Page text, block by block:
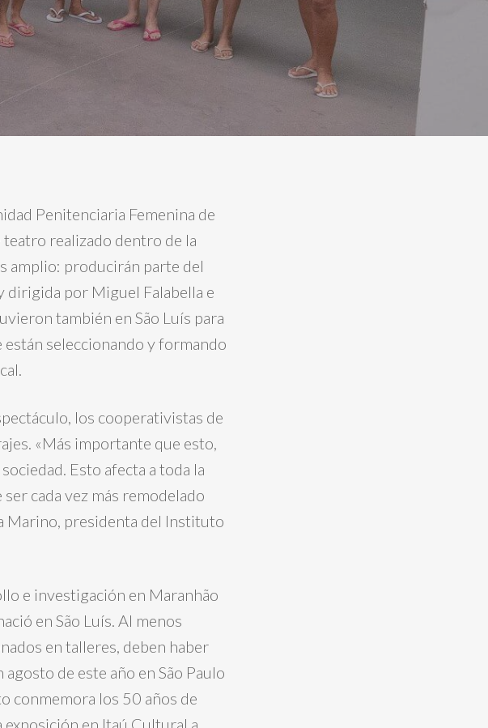
Penitenciaria Femenina de
realizado dentro de la
amplio: producirán parte del
dirigida por Miguel Falabella e
también en São Luís para
seleccionando y formando
los cooperativistas de
«Más importante que esto,
Esto afecta a toda la
cada vez más remodelado
Marino, presidenta del Instituto
e investigación en Maranhão
en São Luís. Al menos
en talleres, deben haber
de este año en São Paulo
conmemora los 50 años de
en Itaú Cultural a